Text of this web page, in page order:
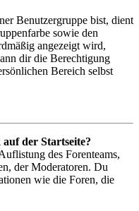
Benutzergruppe bist, dient
sowie den
angezeigt wird,
dir die Berechtigung
Bereich selbst
der Startseite?
des Forenteams,
der Moderatoren. Du
wie die Foren, die